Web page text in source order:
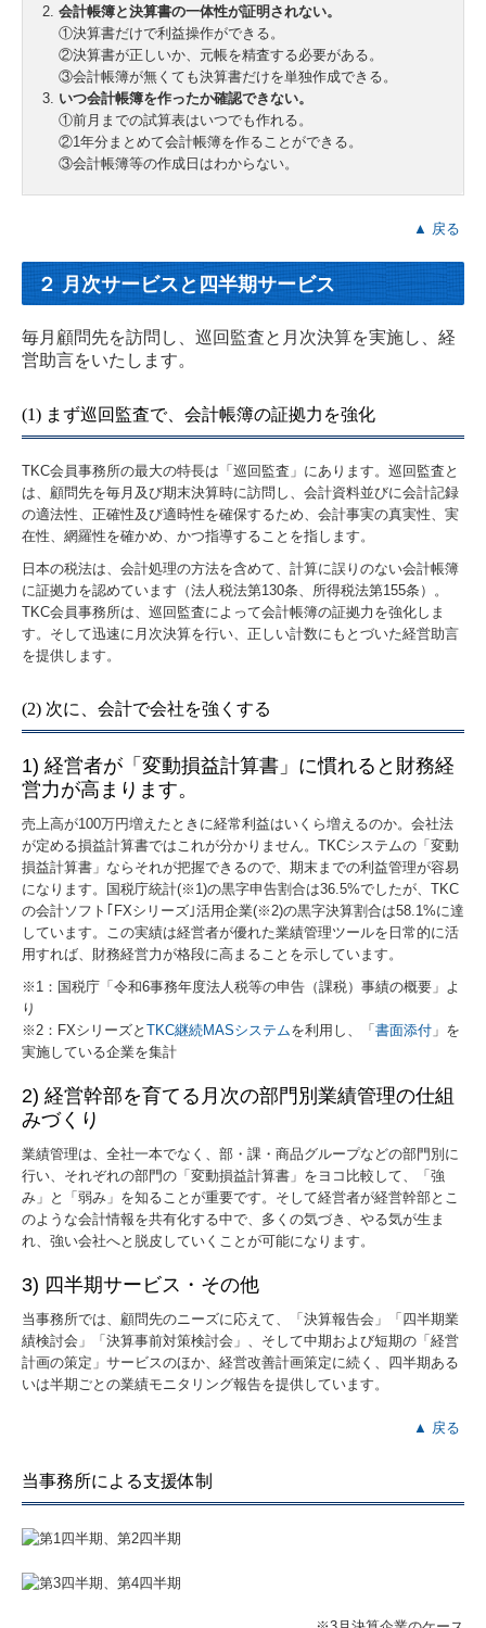
会計帳簿と決算書の一体性が証明されない。
①決算書だけで利益操作ができる。
②決算書が正しいか、元帳を精査する必要がある。
③会計帳簿が無くても決算書だけを単独作成できる。
いつ会計帳簿を作ったか確認できない。
①前月までの試算表はいつでも作れる。
②1年分まとめて会計帳簿を作ることができる。
③会計帳簿等の作成日はわからない。
▲ 戻る
２ 月次サービスと四半期サービス
毎月顧問先を訪問し、巡回監査と月次決算を実施し、経
営助言をいたします。
(1) まず巡回監査で、会計帳簿の証拠力を強化
TKC会員事務所の最大の特長は「巡回監査」にあります。巡回監査と
は、顧問先を毎月及び期末決算時に訪問し、会計資料並びに会計記録
の適法性、正確性及び適時性を確保するため、会計事実の真実性、実
在性、網羅性を確かめ、かつ指導することを指します。
日本の税法は、会計処理の方法を含めて、計算に誤りのない会計帳簿
に証拠力を認めています（法人税法第130条、所得税法第155条）。
TKC会員事務所は、巡回監査によって会計帳簿の証拠力を強化しま
す。そして迅速に月次決算を行い、正しい計数にもとづいた経営助言
を提供します。
(2) 次に、会計で会社を強くする
1) 経営者が「変動損益計算書」に慣れると財務経
営力が高まります。
売上高が100万円増えたときに経常利益はいくら増えるのか。会社法
が定める損益計算書ではこれが分かりません。TKCシステムの「変動
損益計算書」ならそれが把握できるので、期末までの利益管理が容易
になります。国税庁統計(※1)の黒字申告割合は36.5%でしたが、TKC
の会計ソフト｢FXシリーズ｣活用企業(※2)の黒字決算割合は58.1%に達
しています。この実績は経営者が優れた業績管理ツールを日常的に活
用すれば、財務経営力が格段に高まることを示しています。
※1：国税庁「令和6事務年度法人税等の申告（課税）事績の概要」よ
り
※2：FXシリーズと TKC継続MASシステムを利用し、「 書面添付 」を
実施している企業を集計
2) 経営幹部を育てる月次の部門別業績管理の仕組
みづくり
業績管理は、全社一本でなく、部・課・商品グループなどの部門別に
行い、それぞれの部門の「変動損益計算書」をヨコ比較して、「強
み」と「弱み」を知ることが重要です。そして経営者が経営幹部とこ
のような会計情報を共有化する中で、多くの気づき、やる気が生ま
れ、強い会社へと脱皮していくことが可能になります。
3) 四半期サービス・その他
当事務所では、顧問先のニーズに応えて、「決算報告会」「四半期業
績検討会」「決算事前対策検討会」、そして中期および短期の「経営
計画の策定」サービスのほか、経営改善計画策定に続く、四半期ある
いは半期ごとの業績モニタリング報告を提供しています。
▲ 戻る
当事務所による支援体制